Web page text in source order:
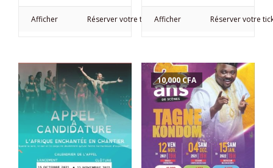
Afficher Réserver votre ticketAfficher Réserver votre
10,000CFA